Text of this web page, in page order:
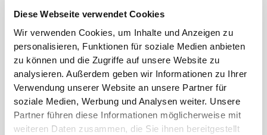
Diese Webseite verwendet Cookies
Wir verwenden Cookies, um Inhalte und Anzeigen zu
personalisieren, Funktionen für soziale Medien anbieten
zu können und die Zugriffe auf unsere Website zu
analysieren. Außerdem geben wir Informationen zu Ihrer
Verwendung unserer Website an unsere Partner für
soziale Medien, Werbung und Analysen weiter. Unsere
Partner führen diese Informationen möglicherweise mit
weiteren Daten zusammen, die Sie ihnen bereitgestellt